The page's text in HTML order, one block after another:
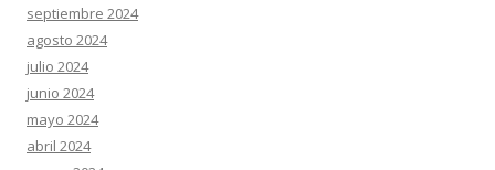
septiembre 2024
agosto 2024
julio 2024
junio 2024
mayo 2024
abril 2024